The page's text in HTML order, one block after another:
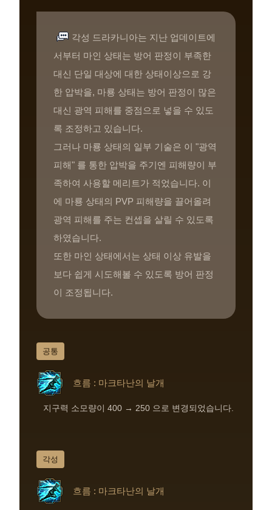
각성 드라카니아는 지난 업데이트에
서부터 마인 상태는 방어 판정이 부족한
대신 단일 대상에 대한 상태이상으로 강
한 압박을, 마룡 상태는 방어 판정이 많은
대신 광역 피해를 중점으로 넣을 수 있도
록 조정하고 있습니다.
그러나 마룡 상태의 일부 기술은 이 "광역
피해" 를 통한 압박을 주기엔 피해량이 부
족하여 사용할 메리트가 적었습니다. 이
에 마룡 상태의 PVP 피해량을 끌어올려
광역 피해를 주는 컨셉을 살릴 수 있도록
하였습니다.
또한 마인 상태에서는 상태 이상 유발을
보다 쉽게 시도해볼 수 있도록 방어 판정
이 조정됩니다.
공통
흐름 : 마크타난의 날개
지구력 소모량이 400 → 250 으로 변경되었습니다.
각성
흐름 : 마크타난의 날개